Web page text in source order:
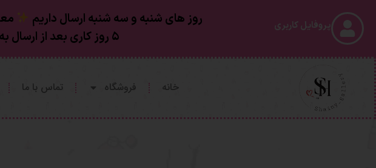
پروفایل کاربری روز های شنبه و سه شنبه ارسال داریم
۵ روز کاری بعد از ارسال به دستتون خواهد رسید
خانه فروشگاه تماس با ما